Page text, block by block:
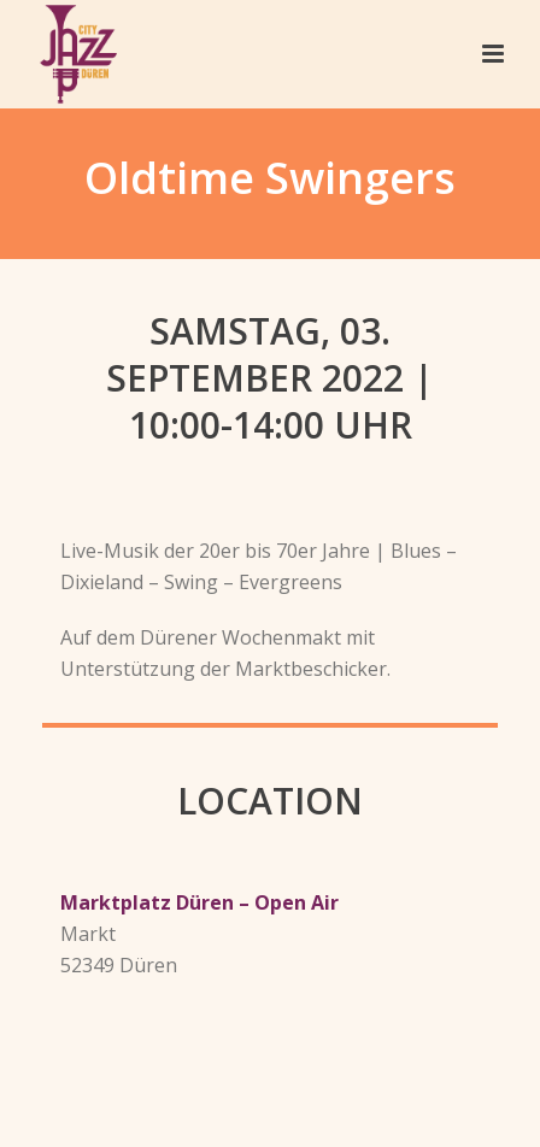
Oldtime Swingers
SAMSTAG, 03.
SEPTEMBER 2022 |
10:00-14:00 UHR
Live-Musik der 20er bis 70er Jahre | Blues –
Dixieland – Swing – Evergreens
Auf dem Dürener Wochenmakt mit
Unterstützung der Marktbeschicker.
LOCATION
Marktplatz Düren – Open Air
Markt
52349 Düren